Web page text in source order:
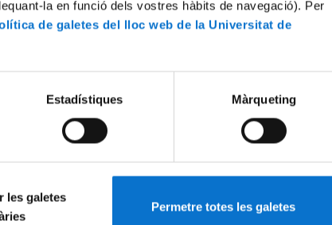
la en funció dels vostres hàbits de navegació). Per
de galetes del lloc web de la Universitat de
Estadístiques Màrqueting
les galetes
Permetre totes les galetes